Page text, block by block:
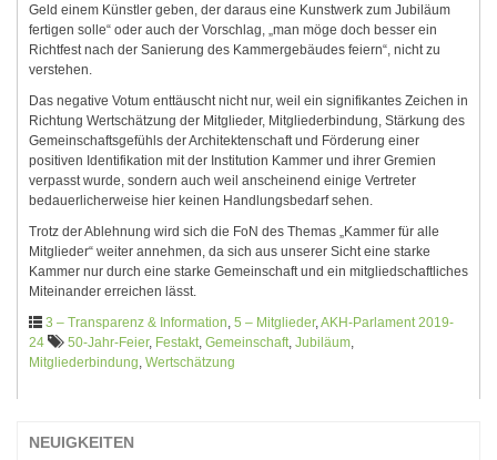
Geld einem Künstler geben, der daraus eine Kunstwerk zum Jubiläum
fertigen solle“ oder auch der Vorschlag, „man möge doch besser ein
Richtfest nach der Sanierung des Kammergebäudes feiern“, nicht zu
verstehen.
Das negative Votum enttäuscht nicht nur, weil ein signifikantes Zeichen in
Richtung Wertschätzung der Mitglieder, Mitgliederbindung, Stärkung des
Gemeinschaftsgefühls der Architektenschaft und Förderung einer
positiven Identifikation mit der Institution Kammer und ihrer Gremien
verpasst wurde, sondern auch weil anscheinend einige Vertreter
bedauerlicherweise hier keinen Handlungsbedarf sehen.
Trotz der Ablehnung wird sich die FoN des Themas „Kammer für alle
Mitglieder“ weiter annehmen, da sich aus unserer Sicht eine starke
Kammer nur durch eine starke Gemeinschaft und ein mitgliedschaftliches
Miteinander erreichen lässt.
3 – Transparenz & Information, 5 – Mitglieder,AKH-Parlament 2019-
24
50-Jahr-Feier, Festakt, Gemeinschaft, Jubiläum,
Mitgliederbindung, Wertschätzung
NEUIGKEITEN